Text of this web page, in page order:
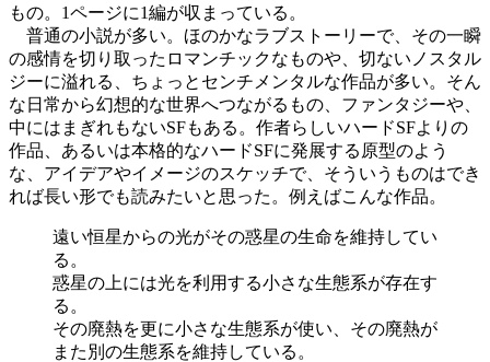
もの。1ページに1編が収まっている。
普通の小説が多い。ほのかなラブストーリーで、その一瞬
の感情を切り取ったロマンチックなものや、切ないノスタル
ジーに溢れる、ちょっとセンチメンタルな作品が多い。そん
な日常から幻想的な世界へつながるもの、ファンタジーや、
中にはまぎれもないSFもある。作者らしいハードSFよりの
作品、あるいは本格的なハードSFに発展する原型のよう
な、アイデアやイメージのスケッチで、そういうものはでき
れば長い形でも読みたいと思った。例えばこんな作品。
遠い恒星からの光がその惑星の生命を維持してい
る。
惑星の上には光を利用する小さな生態系が存在す
る。
その廃熱を更に小さな生態系が使い、その廃熱が
また別の生態系を維持している。